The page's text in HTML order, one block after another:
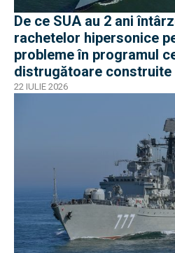
De ce SUA au 2 ani
rachetelor hipersonice
probleme în programul
distrugătoare construite
nave
22 IULIE 2026